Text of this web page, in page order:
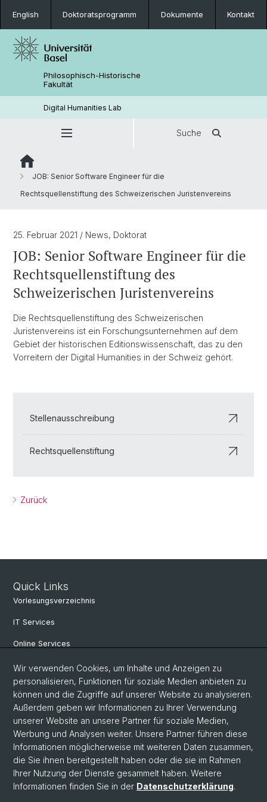
English Doktoratsprogramm Dokumente Kontakt
Philosophisch-Historische
Fakultät
Digital Humanities Lab
Suche
JOB: Senior Software Engineer für die
Rechtsquellenstiftung des Schweizerischen Juristenvereins
25. Februar 2021 / News, Doktorat
JOB: Senior Software Engineer für die
Rechtsquellenstiftung des
Schweizerischen Juristenvereins
Die Rechtsquellenstiftung des Schweizerischen
Juristenvereins ist ein Forschungsunternehmen auf dem
Gebiet der historischen Editionswissenschaft, das zu den
Vorreitern der Digital Humanities in der Schweiz gehört.
Stellenausschreibung
Rechtsquellenstiftung
Zurück
Quick Links
Vorlesungsverzeichnis
IT Services
Online Services
Personensuche
PhD Programm
Dokumente & Links
News & Events
© Universität Basel
Datenschutzerklärung
Wir verwenden Cookies, um Inhalte und Anzeigen zu
personalisieren, Funktionen für soziale Medien anbieten zu
können und die Zugriffe auf unserer Website zu analysieren.
Außerdem geben wir Informationen zu Ihrer Verwendung
unserer Website an unsere Partner für soziale Medien,
Werbung und Analysen weiter. Unsere Partner führen diese
Informationen möglicherweise mit weiteren Daten zusammen,
die Sie ihnen bereitgestellt haben oder die sie im Rahmen
Ihrer Nutzung der Dienste gesammelt haben. Weitere
Informationen finden Sie in der Datenschutzerklärung.